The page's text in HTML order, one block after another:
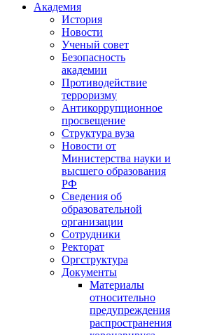
Академия
История
Новости
Ученый совет
Безопасность
академии
Противодействие
терроризму
Антикоррупционное
просвещение
Структура вуза
Новости от
Министерства науки и
высшего образования
РФ
Сведения об
образовательной
организации
Сотрудники
Ректорат
Оргструктура
Документы
Материалы
относительно
предупреждения
распространения